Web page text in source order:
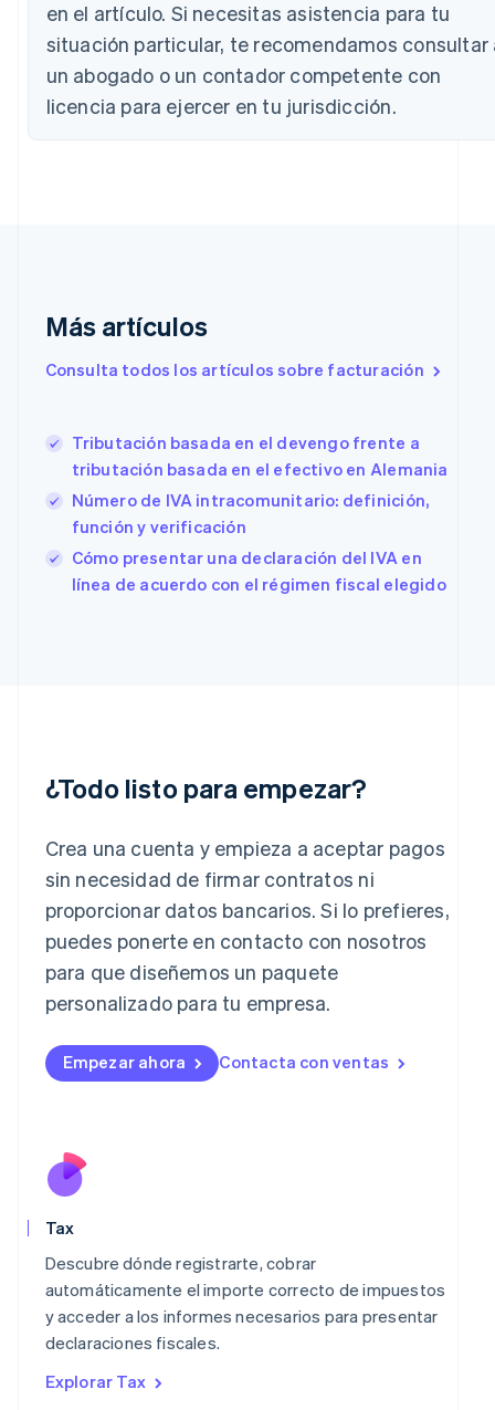
en el artículo. Si necesitas asistencia para tu
situación particular, te recomendamos consultar
un abogado o un contador competente con
licencia para ejercer en tu jurisdicción.
Más artículos
Consulta todos los artículos sobre facturación
Tributación basada en el devengo frente a
tributación basada en el efectivo en Alemania
Número de IVA intracomunitario: definición,
función y verificación
Cómo presentar una declaración del IVA en
línea de acuerdo con el régimen fiscal elegido
¿Todo listo para empezar?
Crea una cuenta y empieza a aceptar pagos
sin necesidad de firmar contratos ni
proporcionar datos bancarios. Si lo prefieres,
puedes ponerte en contacto con nosotros
para que diseñemos un paquete
personalizado para tu empresa.
Empezar ahora Contacta con ventas
Tax
Descubre dónde registrarte, cobrar
automáticamente el importe correcto de impuestos
y acceder a los informes necesarios para presentar
declaraciones fiscales.
Explorar Tax
Bélgica
NederlandsFrançaisDeutsch English
Brasil
PortuguêsEnglish
Bulgaria
English
Canadá
Dinamarca
English
Emiratos Árabes Unidos
English
English
Eslovenia
EnglishItaliano
España
EspañolEnglish
English Español简体中文
Estonia
English
India
English
Irlanda
English
Italia
ItalianoEnglish
Japón
Letonia
English
Liechtenstein
Luxemburgo
Français
Malta
English
México
EspañolEnglish
Noruega
Nueva Zelandia